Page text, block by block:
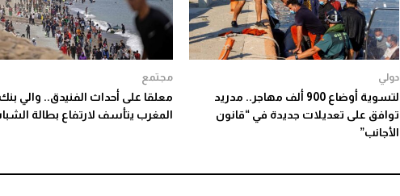
دولي
لتسوية أوضاع 900 ألف مهاجر.. مدريد
توافق على تعديلات جديدة في “قانون
الأجانب”
مجتمع
معلقا على أحداث الفنيدق.. والي
المغرب يتأسف لارتفاع بطالة